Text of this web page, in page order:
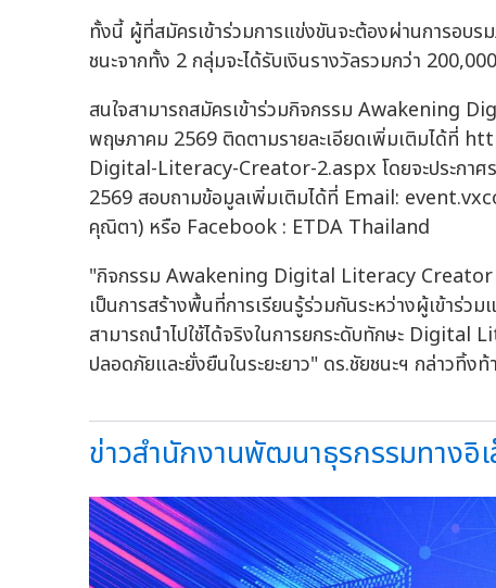
ทั้งนี้ ผู้ที่สมัครเข้าร่วมการแข่งขันจะต้องผ่านการอบ
ชนะจากทั้ง 2 กลุ่มจะได้รับเงินรางวัลรวมกว่า
สนใจสามารถสมัครเข้าร่วมกิจกรรม Awakening
พฤษภาคม 2569 ติดตามรายละเอียดเพิ่มเติมได้
Digital-Literacy-Creator-2.aspx โดยจะประกาศ
2569 สอบถามข้อมูลเพิ่มเติมได้ที่ Email:
คุณิตา) หรือ Facebook : ETDA Thailand
"กิจกรรม Awakening Digital Literacy Creator
เป็นการสร้างพื้นที่การเรียนรู้ร่วมกันระหว่างผู้เข้าร่
สามารถนำไปใช้ได้จริงในการยกระดับทักษะ
ปลอดภัยและยั่งยืนในระยะยาว" ดร.ชัยชนะฯ กล่าวทิ้งท้
ข่าวสำนักงานพัฒนาธุรกรรมทางอิ